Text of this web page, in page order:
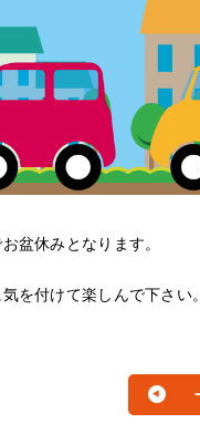
盆休みとなります。
を付けて楽しんで下さい